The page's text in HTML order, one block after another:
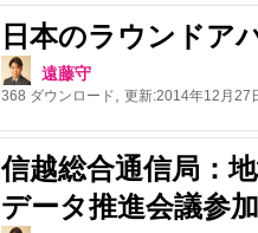
日本のラウンドア
遠藤守
368 ダウンロード 更新:2014年12月27
信越総合通信局：
データ推進会議参